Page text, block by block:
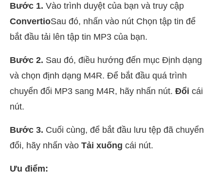
Bước 1. Vào trình duyệt của bạn và truy cập
ConvertioSau đó, nhấn vào nút Chọn tập tin để
bắt đầu tải lên tập tin MP3 của bạn.
Bước 2. Sau đó, điều hướng đến mục Định dạng
và chọn định dạng M4R. Để bắt đầu quá trình
chuyển đổi MP3 sang M4R, hãy nhấn nút. Đổi cái
nút.
Bước 3. Cuối cùng, để bắt đầu lưu tệp đã chuyển
đổi, hãy nhấn vào Tải xuống cái nút.
Ưu điểm: